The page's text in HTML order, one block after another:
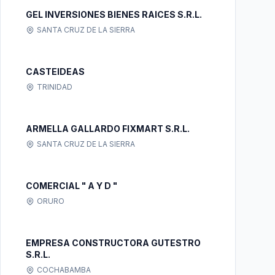
GEL INVERSIONES BIENES RAICES S.R.L.
SANTA CRUZ DE LA SIERRA
CASTEIDEAS
TRINIDAD
ARMELLA GALLARDO FIXMART S.R.L.
SANTA CRUZ DE LA SIERRA
COMERCIAL " A Y D "
ORURO
EMPRESA CONSTRUCTORA GUTESTRO
S.R.L.
COCHABAMBA